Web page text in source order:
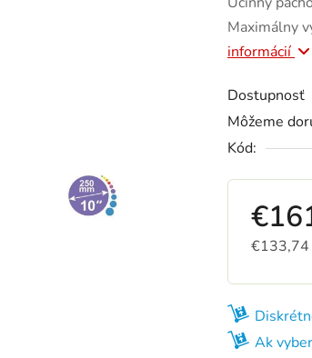
Maximálny
informácií
Dostupnosť
Môžeme
Kód:
€133,74
Ak